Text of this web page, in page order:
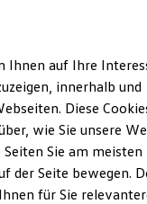
Ihnen auf Ihre
innerhalb und
Diese
wie Sie unsere
Sie am meisten
der Seite bewegen.
für Sie